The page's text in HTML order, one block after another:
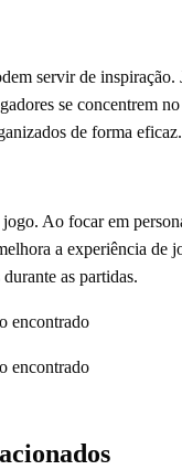
servir de
se concentrem
de forma eficaz.
Ao focar em
a experiência de
as partidas.
encontrado
encontrado